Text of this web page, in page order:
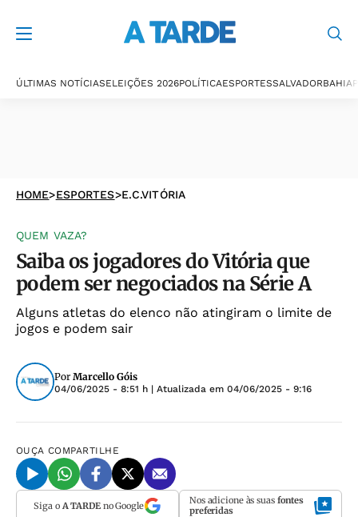
ÚLTIMAS NOTÍCIASELEIÇÕES 2026POLÍTICAESPORTESSALVADORBAHIA
HOME>ESPORTES>E.C.VITÓRIA
QUEM VAZA?
Saiba os jogadores do Vitória que
podem ser negociados na Série A
Alguns atletas do elenco não atingiram o limite de
jogos e podem sair
Por Marcello Góis
04/06/2025 - 8:51 h | Atualizada em 04/06/2025 - 9:16
OUÇA COMPARTILHE
Siga o A TARDEno Google Nos adicione às suas fontes
preferidas